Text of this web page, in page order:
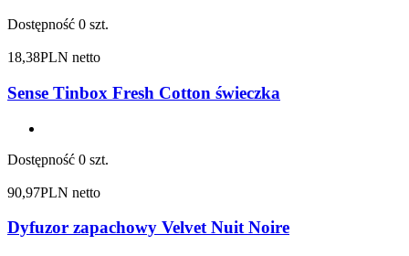
Dostępność 0 szt.
18,38PLN netto
Sense Tinbox Fresh Cotton świeczka
Dostępność 0 szt.
90,97PLN netto
Dyfuzor zapachowy Velvet Nuit Noire